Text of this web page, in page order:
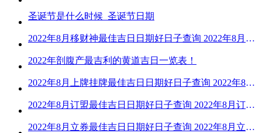
圣诞节是什么时候_圣诞节日期
2022年8月移财神最佳吉日日期好日子查询 2022年8月移财神吉日一览
2022年剖腹产最吉利的黄道吉日一览表！
2022年8月上牌挂牌最佳吉日日期好日子查询 2022年8月上牌吉日精选
2022年8月订盟最佳吉日日期好日子查询 2022年8月订盟黄道吉日一览
2022年8月立券最佳吉日日期好日子查询 2022年8月立券的黄道吉日一览